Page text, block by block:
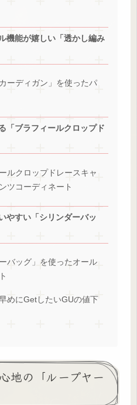
機能が嬉しい「透かし編み
ーディガン」を使ったパ
「ブラフィールクロップド
ルクロップドレースキャ
ツコーディネート
やすい「シリンダーバッ
バッグ」を使ったオール
めにGetしたいGUの値下
地の「ループヤー